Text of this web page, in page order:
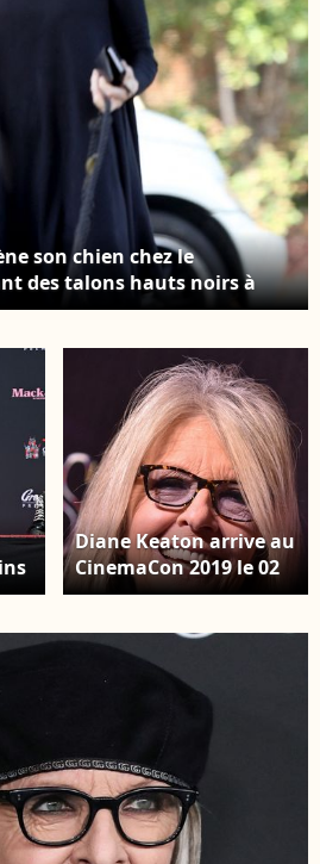
son chien chez le
des talons hauts noirs à
CA, USA le 1er avril
Diane Keaton arrive au
CinemaCon 2019 le 02
avril 2019 à Las Vegas.
O'Connor/AFF/